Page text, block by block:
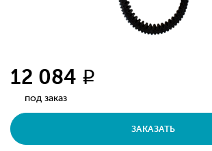
12 084 q
под заказ
ЗАКАЗАТЬ